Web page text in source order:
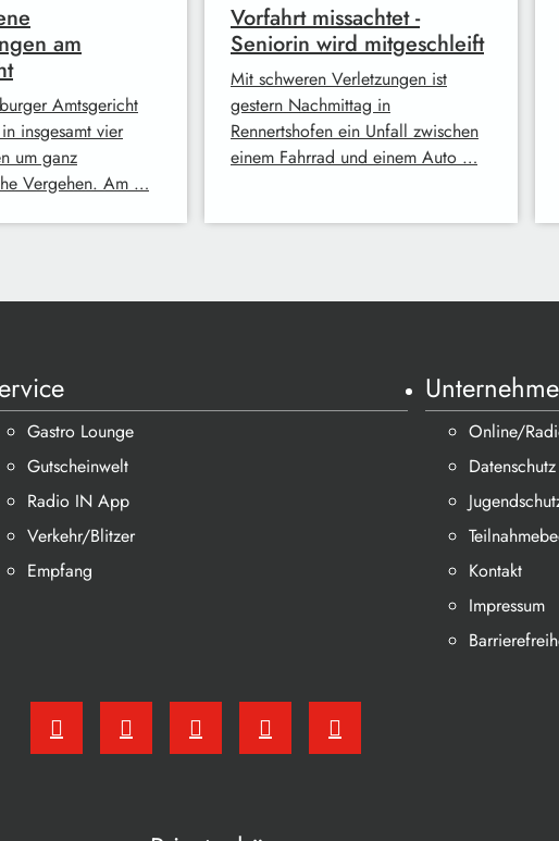
am
Amtsgericht
insgesamt vier
um ganz
Vergehen. Am …
Vorfahrt missachtet -
Seniorin wird mitgeschleift
Mit schweren Verletzungen ist
gestern Nachmittag in
Rennertshofen ein Unfall zwischen
einem Fahrrad und einem Auto …
Gastro Lounge
Gutscheinwelt
Radio IN App
Verkehr/Blitzer
Empfang
Online/
Datenschutz
Kontakt
Impressum